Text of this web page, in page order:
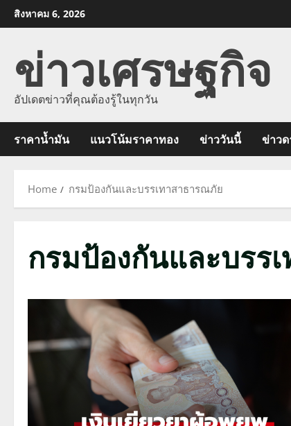
Skip
to
สิงหาคม 6, 2026
ข่าวเศรษฐกิจ
อัปเดตข่าวที่คุณต้องรู้ในทุกวัน
ราคาน้ำมัน แนวโน้มราคาทอง ข่าววันนี้ ข่าว
Home กรมป้องกันและบรรเทาสาธารณภัย
กรมป้องกันและบรร